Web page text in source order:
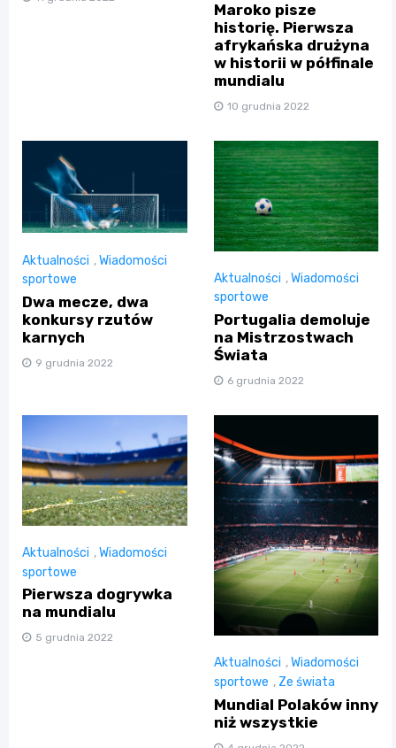
Maroko pisze
historię. Pierwsza
afrykańska drużyna
w historii w półfinale
mundialu
10 grudnia 2022
Aktualności ,Wiadomości
sportowe
Dwa mecze, dwa
konkursy rzutów
karnych
9 grudnia 2022
Aktualności ,Wiadomości
sportowe
Portugalia demoluje
na Mistrzostwach
Świata
6 grudnia 2022
Aktualności ,Wiadomości
sportowe
Pierwsza dogrywka
na mundialu
5 grudnia 2022
Aktualności ,Wiadomości
sportowe , Ze świata
Mundial Polaków inny
niż wszystkie